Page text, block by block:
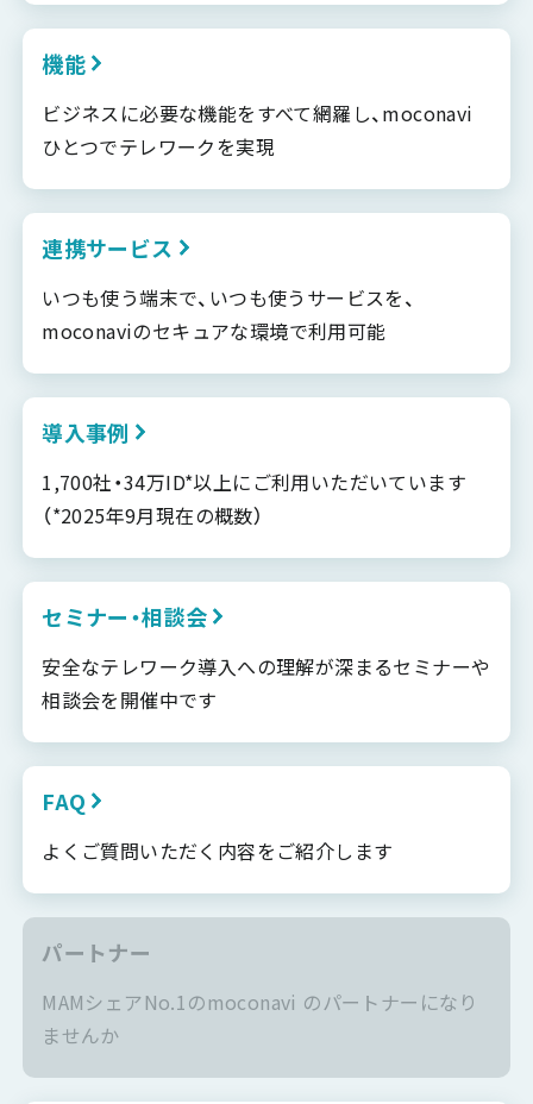
機能
ビジネスに必要な機能をすべて網羅し、moconavi
ひとつでテレワークを実現
連携サービス
いつも使う端末で、いつも使うサービスを、
moconaviのセキュアな環境で利用可能
導入事例
1,700社・34万ID*以上にご利用いただいています
（*2025年9月現在の概数）
セミナー・相談会
安全なテレワーク導入への理解が深まるセミナーや
相談会を開催中です
FAQ
よくご質問いただく内容をご紹介します
パートナー
MAMシェアNo.1のmoconavi のパートナーになり
ませんか